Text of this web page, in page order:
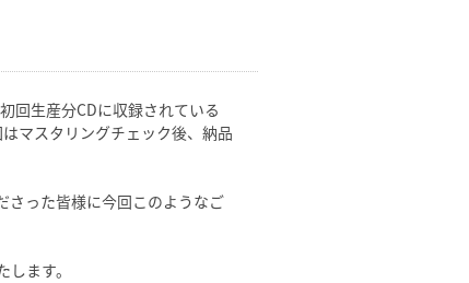
回生産分CDに収録されている
マスタリングチェック後、納品
さった皆様に今回このようなご
ます。